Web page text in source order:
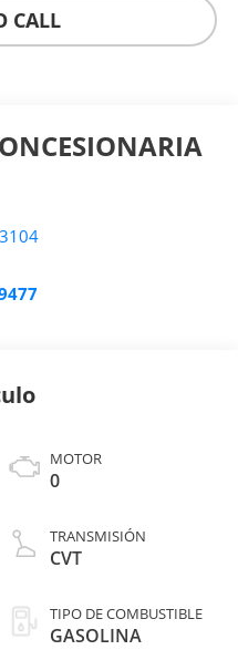
CALL
MOTOR
0
TRANSMISIÓN
CVT
TIPO DE COMBUSTIBLE
GASOLINA